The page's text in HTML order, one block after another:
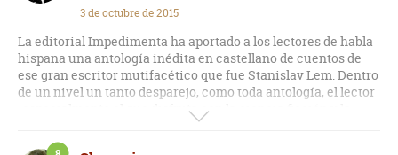
3 de octubre de 2015
La editorial Impedimenta ha aportado a los lectores de habla
hispana una antología inédita en castellano de cuentos de
ese gran escritor mutifacético que fue Stanislav Lem. Dentro
de un nivel un tanto desparejo, como toda antología, el lector
-especialmente el que disfruta con la ciencia ficción y la
fantasía- puede encontrar pequeñas joyas como "El diario" o
"El acertijo".